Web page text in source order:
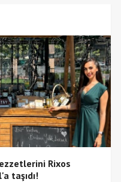
Rixos
taşıdı!